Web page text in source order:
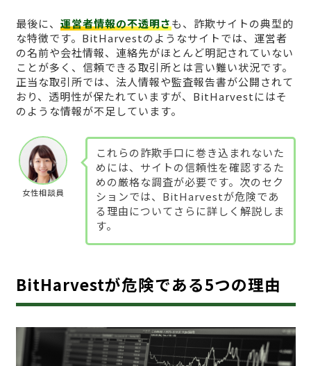
最後に、 運営者情報の不透明さも、詐欺サイトの典型的
な特徴です。BitHarvestのようなサイトでは、運営者
の名前や会社情報、連絡先がほとんど明記されていない
ことが多く、信頼できる取引所とは言い難い状況です。
正当な取引所では、法人情報や監査報告書が公開されて
おり、透明性が保たれていますが、BitHarvestにはそ
のような情報が不足しています。
女性相談員
これらの詐欺手口に巻き込まれないた
めには、サイトの信頼性を確認するた
めの厳格な調査が必要です。次のセク
ションでは、BitHarvestが危険であ
る理由についてさらに詳しく解説しま
す。
BitHarvestが危険である5つの理由